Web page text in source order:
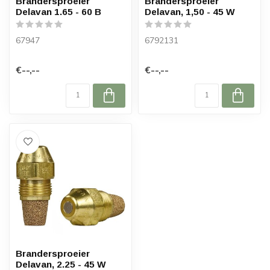
Delavan 1.65 - 60 B
67947
€--,--
Delavan, 1,50 - 45 W
6792131
€--,--
Brandersproeier
Delavan, 2.25 - 45 W